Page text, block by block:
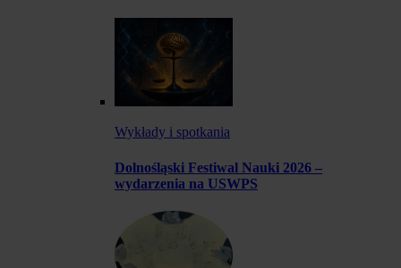
Wykłady i spotkania
Dolnośląski Festiwal Nauki 2026 –
wydarzenia na USWPS